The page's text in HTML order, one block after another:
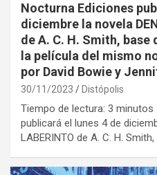
Nocturna Ediciones
diciembre la novela
de A. C. H. Smith,
la película del mismo
por David Bowie y
30/11/2023 Distópolis
Tiempo de lectura: 3
publicará el lunes 4 de
LABERINTO de A. C. H.